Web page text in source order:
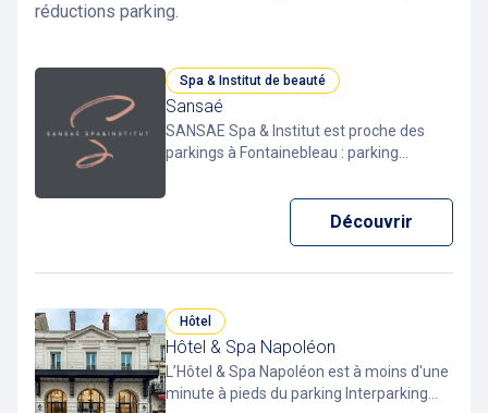
réductions parking.
Spa & Institut de beauté
Sansaé
SANSAE Spa & Institut est proche des
parkings à Fontainebleau : parking
Interparking Marché (80m) et le parking
Interparking Place d'Armes. Stationner
dans un de ces parking avec la Pcard app
Découvrir
Hôtel
Hôtel & Spa Napoléon
L’Hôtel & Spa Napoléon est à moins d'une
minute à pieds du parking Interparking